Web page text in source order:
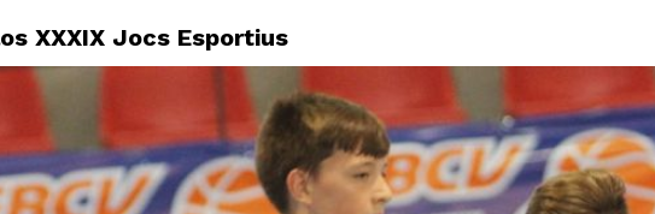
XXXIX Jocs Esportius